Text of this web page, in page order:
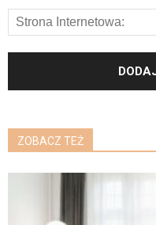
ZOBACZ TEŻ